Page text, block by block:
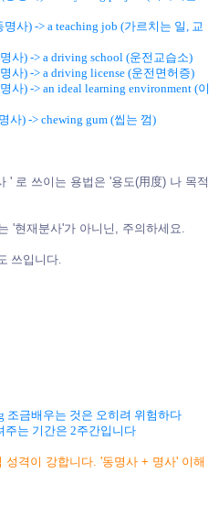
) -> a teaching job (가르치는 일, 교
) -> a driving school (운전교습소)
) -> a driving license (운전면허증)
-> an ideal learning environment (이
-> chewing gum (씹는 껌)
' 로 쓰이는 용법은 '용도(用度) 나 목적
'현재분사'가 아니닌, 주의하세요.
쓰입니다.
조금배우는 것은 오히려 위험하다
주는 기간은 2주간입니다
격이 강합니다. '동명사 + 명사' 이해